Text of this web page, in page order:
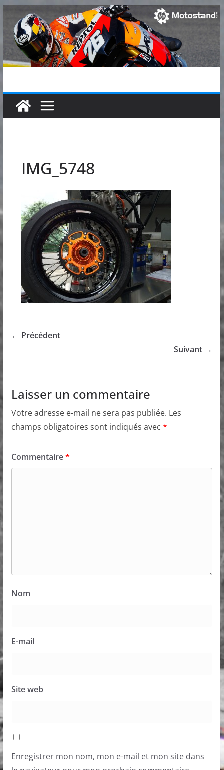
Passer
contenu
IMG_5748
← Précédent
Suivant →
Laisser un commentaire
Votre adresse e-mail ne sera pas publiée. Les
champs obligatoires sont indiqués avec *
Commentaire*
Nom
E-mail
Site web
Enregistrer mon nom, mon e-mail et mon site dans